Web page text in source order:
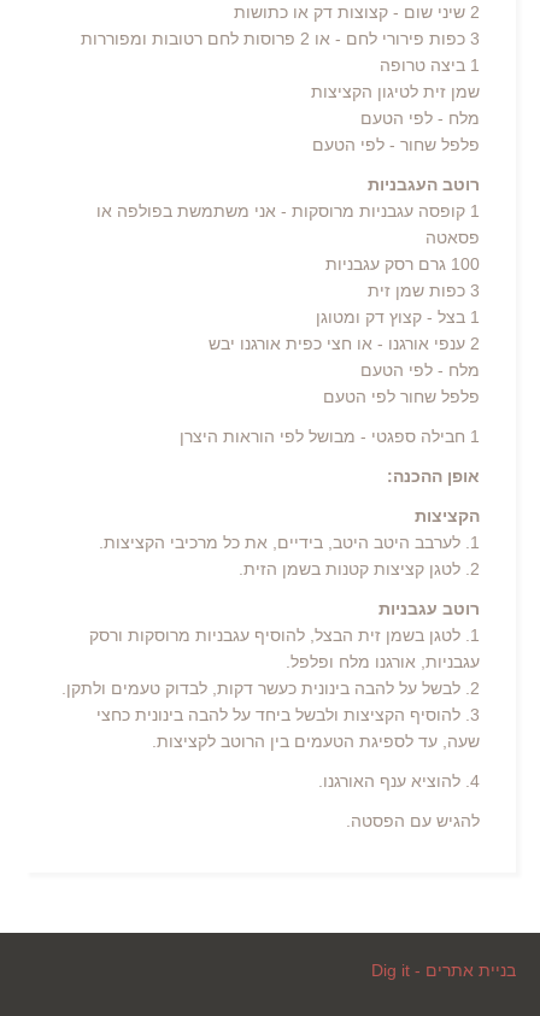
2 שיני שום - קצוצות דק או כתושות
3 כפות פירורי לחם - או 2 פרוסות לחם רטובות ומפוררות
1 ביצה טרופה
שמן זית לטיגון הקציצות
מלח - לפי הטעם
פלפל שחור - לפי הטעם
רוטב העגבניות
1 קופסה עגבניות מרוסקות - אני משתמשת בפולפה או
פסאטה
100 גרם רסק עגבניות
3 כפות שמן זית
1 בצל - קצוץ דק ומטוגן
2 ענפי אורגנו - או חצי כפית אורגנו יבש
מלח - לפי הטעם
פלפל שחור לפי הטעם
1 חבילה ספגטי - מבושל לפי הוראות היצרן
אופן ההכנה:
הקציצות
1. לערבב היטב היטב, בידיים, את כל מרכיבי הקציצות.
2. לטגן קציצות קטנות בשמן הזית.
רוטב עגבניות
1. לטגן בשמן זית הבצל, להוסיף עגבניות מרוסקות ורסק
עגבניות, אורגנו מלח ופלפל.
2. לבשל על להבה בינונית כעשר דקות, לבדוק טעמים ולתקן.
3. להוסיף הקציצות ולבשל ביחד על להבה בינונית כחצי
שעה, עד לספיגת הטעמים בין הרוטב לקציצות.
4. להוציא ענף האורגנו.
להגיש עם הפסטה.
בניית אתרים - Dig it